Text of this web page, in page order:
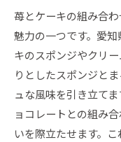
苺とケーキの組み合
魅力の一つです。愛
キのスポンジやクリ
りとしたスポンジと
ュな風味を引き立て
ョコレートとの組み
いを際立たせます。